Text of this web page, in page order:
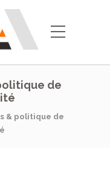
de
& politique de